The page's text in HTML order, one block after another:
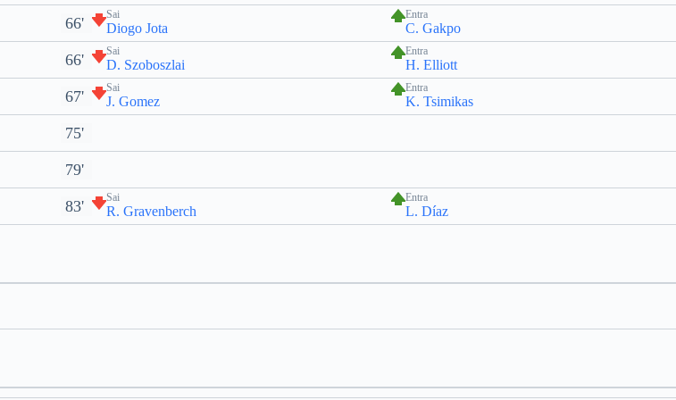
66' Sai
Diogo Jota
Entra
C. Gakpo
66' Sai
D. Szoboszlai
Entra
H. Elliott
67' Sai
J. Gomez
Entra
K. Tsimikas
75'
79'
83' Sai
R. Gravenberch
Entra
L. Díaz